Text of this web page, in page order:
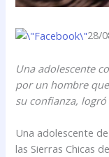
28/
Una adolescente
por un hombre
su confianza,
Una adolescente
las Sierras Chicas